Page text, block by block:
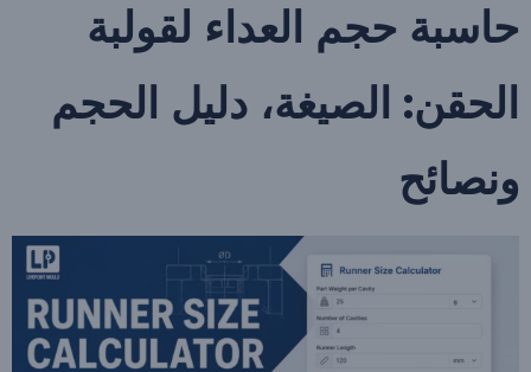
حاسبة حجم العداء لقولبة
الحقن: الصيغة، دليل الحجم
ونصائح